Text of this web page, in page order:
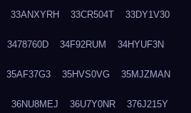
33ANXYRH 33CR504T 33DY1V30
3478760D 34F92RUM 34HYUF3N
35AF37G3 35HVS0VG 35MJZMAN
36NU8MEJ 36U7Y0NR 376J215Y